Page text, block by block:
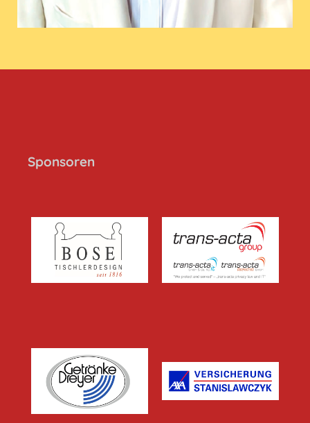
Sponsoren